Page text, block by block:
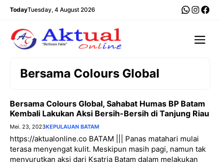
Langsung
TodayTuesday, 4 August 2026
Bersama Colours Global
Bersama Colours Global, Sahabat Humas BP Batam
Kembali Lakukan Aksi Bersih-Bersih di Tanjung Riau
Mei. 23, 2023KEPULAUAN BATAM
https://aktualonline.co BATAM ||| Panas matahari mulai
terasa menyengat kulit. Meskipun masih pagi, namun tak
menyurutkan aksi dari Ksatria Batam dalam melakukan